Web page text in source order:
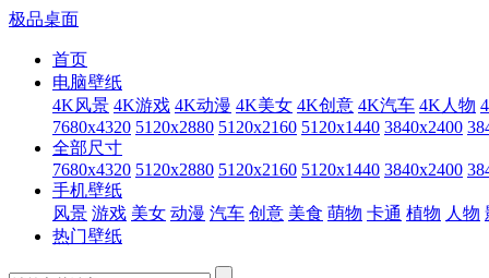
极品桌面
首页
电脑壁纸
4K风景 4K游戏 4K动漫 4K美女 4K创意 4K汽车 4K人物
7680x4320 5120x2880 5120x2160 5120x1440 3840x2400
全部尺寸
7680x4320 5120x2880 5120x2160 5120x1440 3840x2400
手机壁纸
风景 游戏 美女 动漫 汽车 创意 美食 萌物 卡通 植物 人物
热门壁纸